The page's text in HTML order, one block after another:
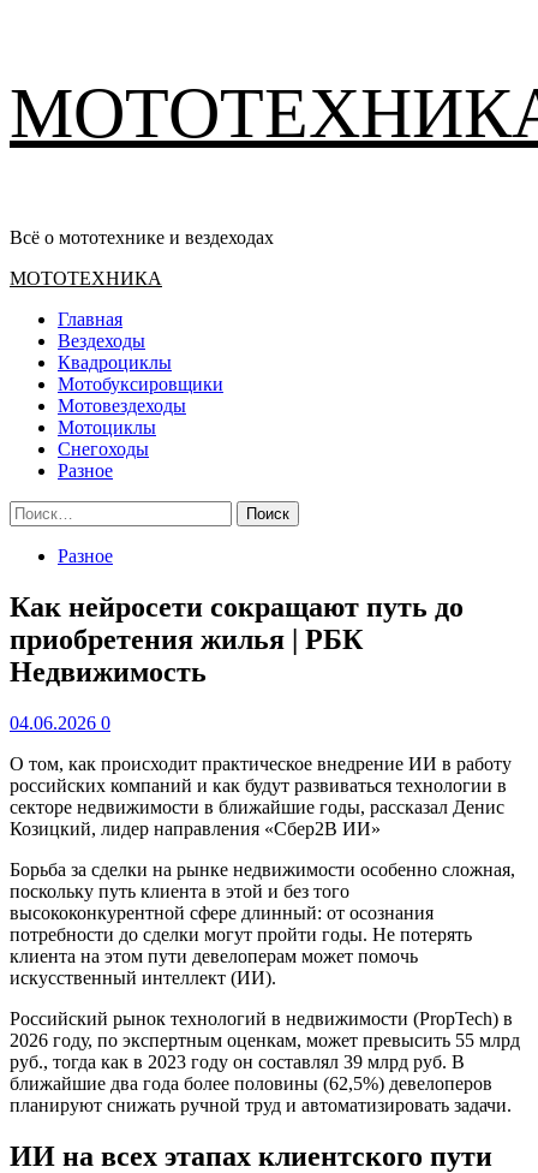
содержимому
Всё о мототехнике и вездеходах
Основное
МОТОТЕХНИКА
Главная
Вездеходы
Квадроциклы
Мотобуксировщики
Мотовездеходы
Мотоциклы
Снегоходы
Разное
Найти:
Разное
Как нейросети сокращают путь до
приобретения жилья | РБК
Недвижимость
04.06.2026 0
О том, как происходит практическое внедрение ИИ в работу
российских компаний и как будут развиваться технологии в
секторе недвижимости в ближайшие годы, рассказал Денис
Козицкий, лидер направления «Сбер2B ИИ»
Борьба за сделки на рынке недвижимости особенно сложная,
поскольку путь клиента в этой и без того
высококонкурентной сфере длинный: от осознания
потребности до сделки могут пройти годы. Не потерять
клиента на этом пути девелоперам может помочь
искусственный интеллект (ИИ).
Российский рынок технологий в недвижимости (PropTech) в
2026 году, по экспертным оценкам, может превысить 55 млрд
руб., тогда как в 2023 году он составлял 39 млрд руб. В
ближайшие два года более половины (62,5%) девелоперов
планируют снижать ручной труд и автоматизировать задачи.
ИИ на всех этапах клиентского пути